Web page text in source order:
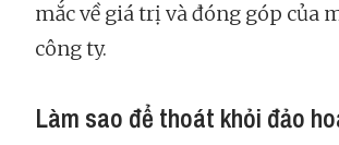
mắc về giá trị và đóng góp của
công ty.
Làm sao để thoát khỏi đảo